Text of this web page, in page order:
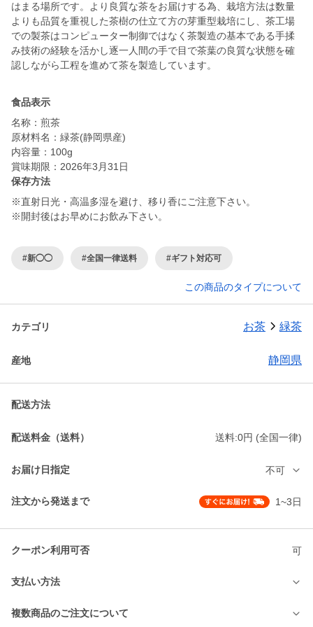
はまる場所です。より良質な茶をお届けする為、栽培方法は数量
よりも品質を重視した茶樹の仕立て方の芽重型栽培にし、茶工場
での製茶はコンピューター制御ではなく茶製造の基本である手揉
み技術の経験を活かし逐一人間の手で目で茶葉の良質な状態を確
食品表示
名称：煎茶
原材料名：緑茶(静岡県産)
内容量：100g
賞味期限：2026年3月31日
保存方法
※直射日光・高温多湿を避け、移り香にご注意下さい。
※開封後はお早めにお飲み下さい。
#新◯◯ #全国一律送料 #ギフト対応可
この商品のタイプについて
カテゴリ お茶 緑茶
産地 静岡県
配送方法
配送料金（送料） 送料:0円 (全国一律)
お届け日指定 不可
注文から発送まで 1~3日
クーポン利用可否 可
支払い方法
複数商品のご注文について